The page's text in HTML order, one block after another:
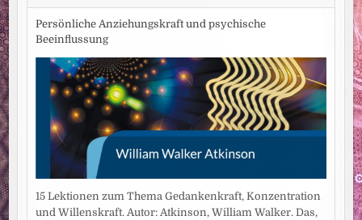
Persönliche Anziehungskraft und psychische
Beeinflussung
15 Lektionen zum Thema Gedankenkraft, Konzentration
und Willenskraft. Autor: Atkinson, William Walker. Das,